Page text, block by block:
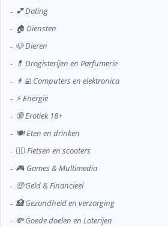
💕 Dating
🏠 Diensten
🐶 Dieren
💊 Drogisterijen en Parfumerie
👨‍💻 Computers en elektronica
⚡ Energie
🔞 Erotiek 18+
🍽️ Eten en drinken
🚴‍♂️ Fietsen en scooters
🎮 Games & Multimedia
🤑 Geld & Financieel
🏥 Gezondheid en verzorging
💸 Goede doelen en Loterijen